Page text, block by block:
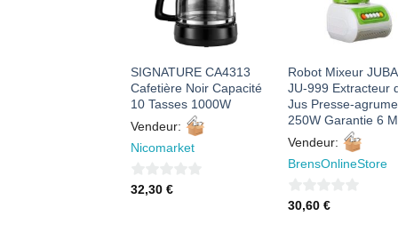
SIGNATURE CA4313
Cafetière Noir Capacité
10 Tasses 1000W
Vendeur:
Nicomarket
0
32,30 €
Robot Mixeur
JU-999 Extracteur
Jus Presse-
250W Garantie 6
Vendeur:
BrensOnlineStore
0
30,60€